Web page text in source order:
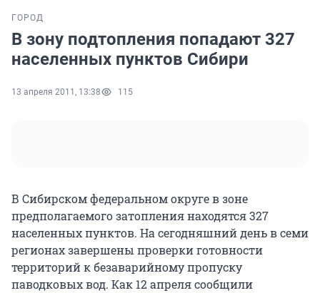
ГОРОД
В зону подтопления попадают 327
населенных пунктов Сибири
13 апреля 2011, 13:38 115
В Сибирском федеральном округе в зоне
предполагаемого затопления находятся 327
населенных пунктов. На сегодняшний день в семи
регионах завершены проверки готовности
территорий к безаварийному пропуску
паводковых вод. Как 12 апреля сообщили